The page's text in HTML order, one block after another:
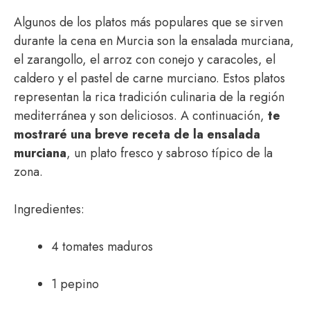
Algunos de los platos más populares que se sirven
durante la cena en Murcia son la ensalada murciana,
el zarangollo, el arroz con conejo y caracoles, el
caldero y el pastel de carne murciano. Estos platos
representan la rica tradición culinaria de la región
mediterránea y son deliciosos. A continuación, te
mostraré una breve receta de la ensalada
murciana, un plato fresco y sabroso típico de la
zona.
Ingredientes:
4 tomates maduros
1 pepino